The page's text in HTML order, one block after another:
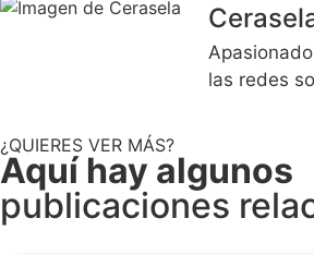
las redes
¿QUIERES VER MÁS?
Aquí hay algunos
publicaciones